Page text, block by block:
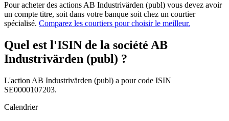
Pour acheter des actions AB Industrivärden (publ) vous devez avoir
un compte titre, soit dans votre banque soit chez un courtier
spécialisé. Comparez les courtiers pour choisir le meilleur.
Quel est l'ISIN de la société AB
Industrivärden (publ) ?
L'action AB Industrivärden (publ) a pour code ISIN
SE0000107203.
Calendrier